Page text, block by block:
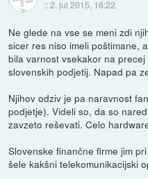
::2. jul 2015, 16:22
Ne glede na vse se meni zdi
sicer res niso imeli poštimane,
bila varnost vsekakor na
slovenskih podjetij. Napad pa
Njihov odziv je pa naravnost
podjetje). Videli so, da so
zavzeto reševati. Celo
Slovenske finančne firme jim
šele kakšni telekomunikacijski